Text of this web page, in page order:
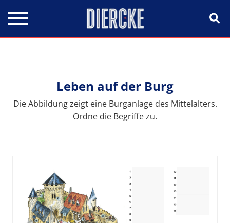
Leben auf der Burg
Die Abbildung zeigt eine Burganlage des Mittelalters.
Ordne die Begriffe zu.